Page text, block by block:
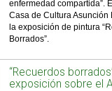
enfermedad compartida”.
Casa de Cultura
la exposición de pintura
Borrados”.
“Recuerdos
exposición sobre el